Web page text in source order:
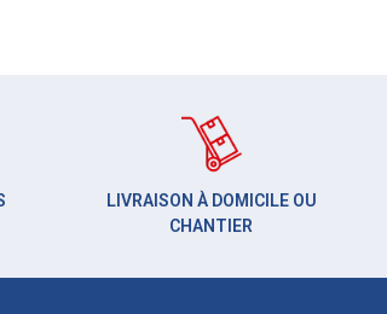
LIVRAISON À DOMICILE OU
CHANTIER